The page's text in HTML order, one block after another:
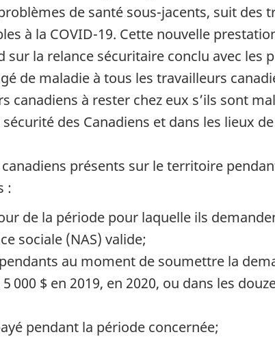
de santé sous-jacents, suit des
à la COVID-19. Cette nouvelle
sur la relance sécuritaire conclu avec les
de maladie à tous les travailleurs
canadiens à rester chez eux s’ils sont
des Canadiens et dans les lieux
présents sur le territoire
:
de la période pour laquelle ils
sociale (NAS) valide;
au moment de soumettre la
000 $ en 2019, en 2020, ou dans les
pendant la période concernée;